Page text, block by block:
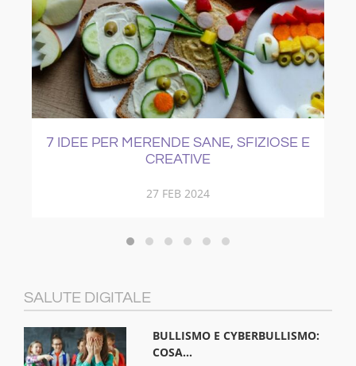
COME CURARE IL RAFFREDDORE
21 NOV 2017
SALUTE DIGITALE
BULLISMO E CYBERBULLISMO:
COSA...